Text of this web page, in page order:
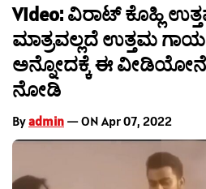
Video: ವಿರಾಟ್ ಕೊಹ್ಲಿ
ಮಾತ್ರವಲ್ಲದೆ ಉತ್ತಮ
ಅನ್ನೋದಕ್ಕೆ ಈ
ನೋಡಿ
Byadmin — ON Apr 07, 2022